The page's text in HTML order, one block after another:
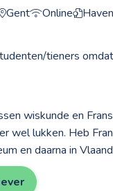
Gent Online
tieners
wiskunde en
wel lukken. Heb
en daarna in